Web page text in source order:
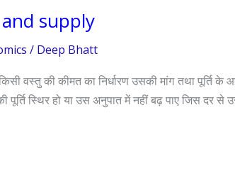
supply
/ Deep Bhatt
वस्तु की कीमत का निर्धारण उसकी मांग तथा पूर्ति के
स्थिर हो या उस अनुपात में नहीं बढ़ पाए जिस दर से